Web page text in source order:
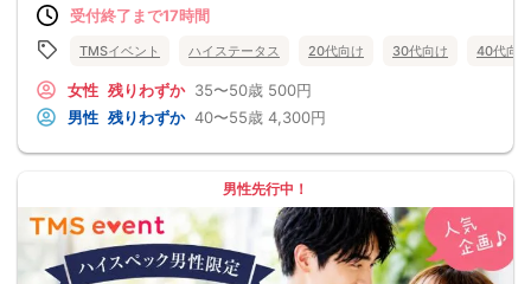
受付終了まで17時間
TMSイベント ハイステータス 20代向け 30代向け 40代向け
女性 残りわずか 35〜50歳 500円
男性 残りわずか 40〜55歳 4,300円
男性先行中！